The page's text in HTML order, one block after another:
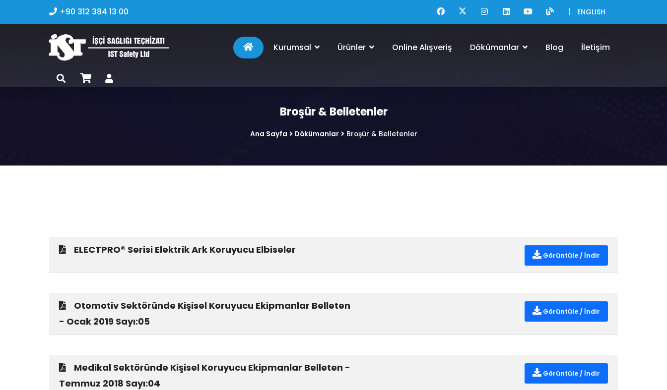
+90 312 384 13 00 ENGLISH
Kurumsal Ürünler Online Alışveriş Dökümanlar Blog İletişim
Broşür & Belletenler
Ana Sayfa Dökümanlar Broşür & Belletenler
ELECTPRO® Serisi Elektrik Ark Koruyucu Elbiseler Görüntüle / İndir
Otomotiv Sektöründe Kişisel Koruyucu Ekipmanlar Belleten
- Ocak 2019 Sayı:05
Görüntüle / İndir
Medikal Sektöründe Kişisel Koruyucu Ekipmanlar Belleten -
Temmuz 2018 Sayı:04
Görüntüle / İndir